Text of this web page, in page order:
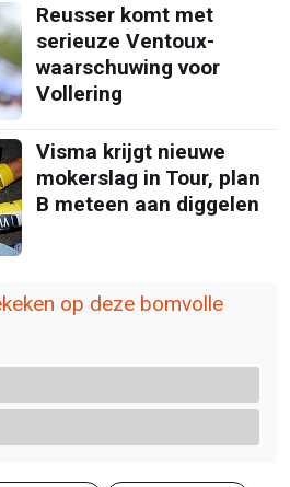
Reusser komt met
serieuze Ventoux-
waarschuwing voor
Vollering
Visma krijgt nieuwe
mokerslag in Tour, plan
B meteen aan diggelen
op deze bomvolle